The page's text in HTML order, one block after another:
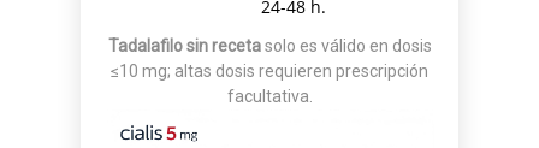
24-48 h.
Tadalafilo sin recetasolo es válido en dosis
≤10 mg; altas dosis requieren prescripción
facultativa.